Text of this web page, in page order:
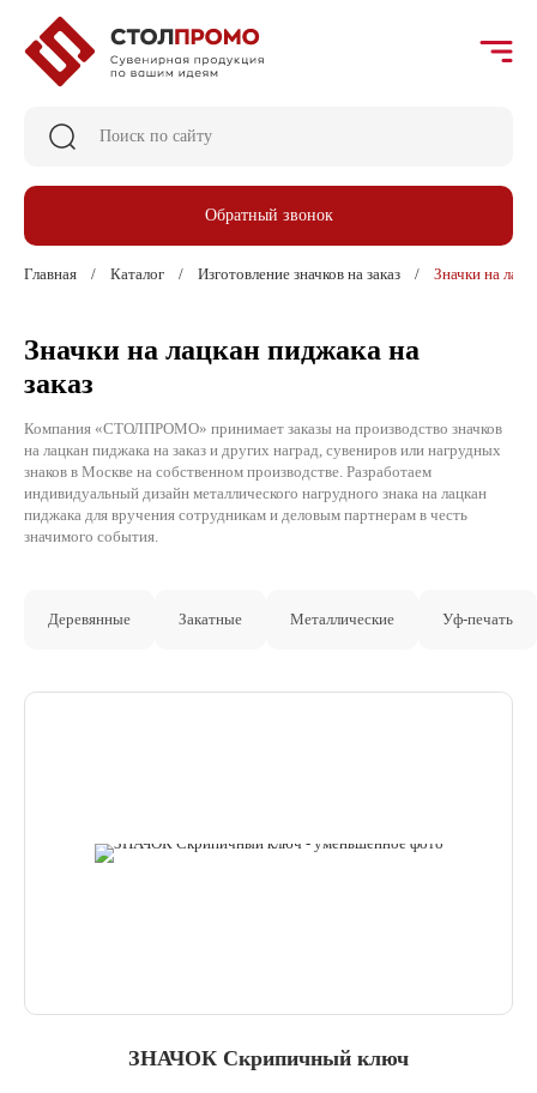
Обратный звонок
Главная Каталог Изготовление значков на заказ Значки на
Значки на лацкан пиджака на
заказ
Компания «СТОЛПРОМО» принимает заказы на производство значков
на лацкан пиджака на заказ и других наград, сувениров или нагрудных
знаков в Москве на собственном производстве. Разработаем
индивидуальный дизайн металлического нагрудного знака на лацкан
пиджака для вручения сотрудникам и деловым партнерам в честь
значимого события.
Деревянные Закатные Металлические Уф-печать
ЗНАЧОК Скрипичный ключ